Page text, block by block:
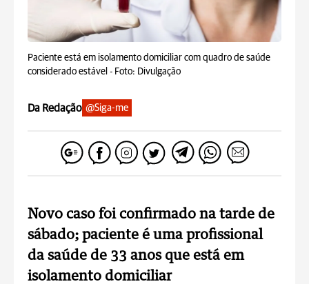
Paciente está em isolamento domiciliar com quadro de saúde
considerado estável - Foto: Divulgação
Da Redação @Siga-me
Novo caso foi confirmado na tarde de
sábado; paciente é uma profissional
da saúde de 33 anos que está em
isolamento domiciliar